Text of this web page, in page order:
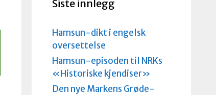
Siste innlegg
Hamsun-dikt i engelsk
oversettelse
Hamsun-episoden til NRKs
«Historiske kjendiser»
Den nye Markens Grøde-